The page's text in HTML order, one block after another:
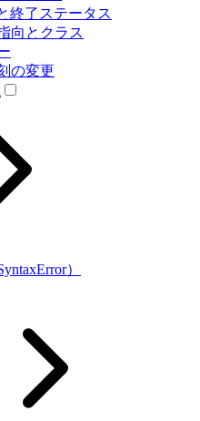
終了ステータス
向とクラス
の変更
）